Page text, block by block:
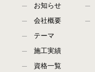
お知らせ
会社概要
テーマ
施工実績
資格一覧